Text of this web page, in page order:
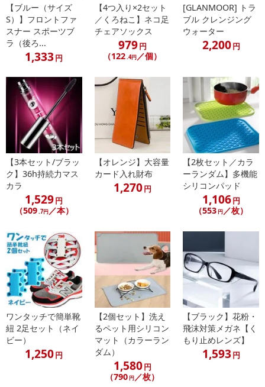
・原産国（最終加工地）：中国
【ブルー（サイズ
S）】フロントファ
スナー スポーツブ
ラ（後ろ...
1,333円
【4つ入り×2セット
／くろねこ】ネコ足
チェアソックス
979円
（122.4円／個）
[GLANMOOR] トラ
ブル クレンジング
ウォーター
2,200円
【3本セット/ブラッ
ク】36h持続力マス
カラ
1,529円
（509.7円／本）
【オレンジ】大容量
カード入れ財布
1,270円
【2枚セット／カラ
ーランダム】多機能
シリコンパッド
1,106円
（553 円／枚）
ワンタッチで簡単靴
紐 2足セット（ネイ
ビー）
1,250円
【2個セット】洗え
るペット用シリコン
マット（カラーラン
ダム）
1,580円
（790 円 ／枚）
【ブラック】花粉・
飛沫対策メガネ【く
もり止めレンズ】
1,593円